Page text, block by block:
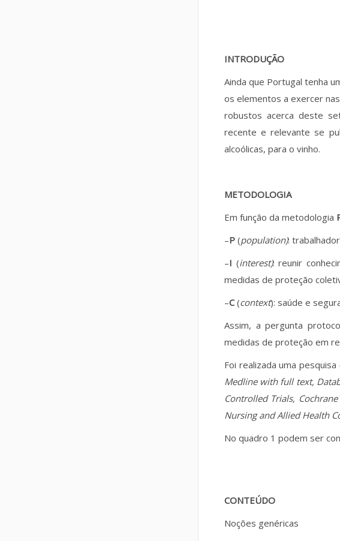
INTRODUÇÃO
Ainda que Portugal tenha
os elementos a exercer
robustos acerca deste
recente e relevante se
alcoólicas, para o vinho.
METODOLOGIA
Em função da metodologia
–P (population):
–I (interest): reunir
medidas de proteção
–C(context): saúde e
Assim, a pergunta
medidas de proteção em
Foi realizada uma
Medline with full text,
Controlled Trials,
Nursing and Allied Health
No quadro 1 podem ser
CONTEÚDO
Noções genéricas